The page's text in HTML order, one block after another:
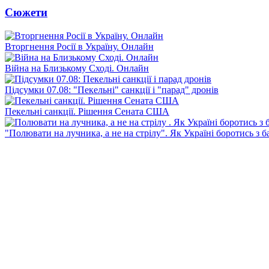
Сюжети
Вторгнення Росії в Україну. Онлайн
Війна на Близькому Сході. Онлайн
Підсумки 07.08: "Пекельні" санкції і "парад" дронів
Пекельні санкції. Рішення Сената США
"Полювати на лучника, а не на стрілу". Як Україні боротись з